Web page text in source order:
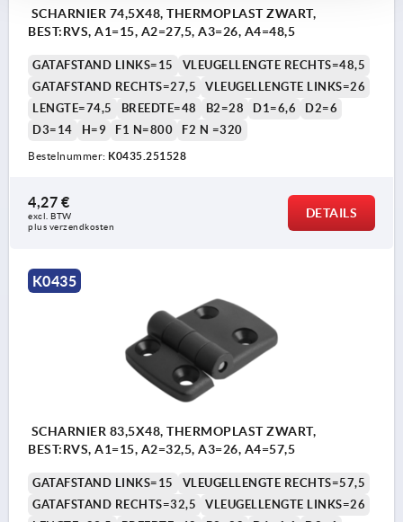
SCHARNIER 74,5X48, THERMOPLAST ZWART,
BEST:RVS, A1=15, A2=27,5, A3=26, A4=48,5
GATAFSTAND LINKS=15
VLEUGELLENGTE RECHTS=48,5
GATAFSTAND RECHTS=27,5
VLEUGELLENGTE LINKS=26
LENGTE=74,5
BREEDTE=48 B2=28 D1=6,6
D2=6
D3=14
H=9 F1 N=800 F2 N =320
Bestelnummer: K0435.251528
4,27 €
excl. BTW
plus verzendkosten
DETAILS
K0435
SCHARNIER 83,5X48, THERMOPLAST ZWART,
BEST:RVS, A1=15, A2=32,5, A3=26, A4=57,5
GATAFSTAND LINKS=15
VLEUGELLENGTE RECHTS=57,5
GATAFSTAND RECHTS=32,5
VLEUGELLENGTE LINKS=26